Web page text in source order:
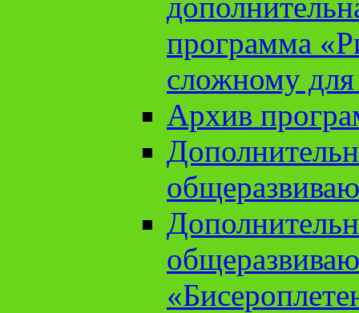
программа
сложному
Архив